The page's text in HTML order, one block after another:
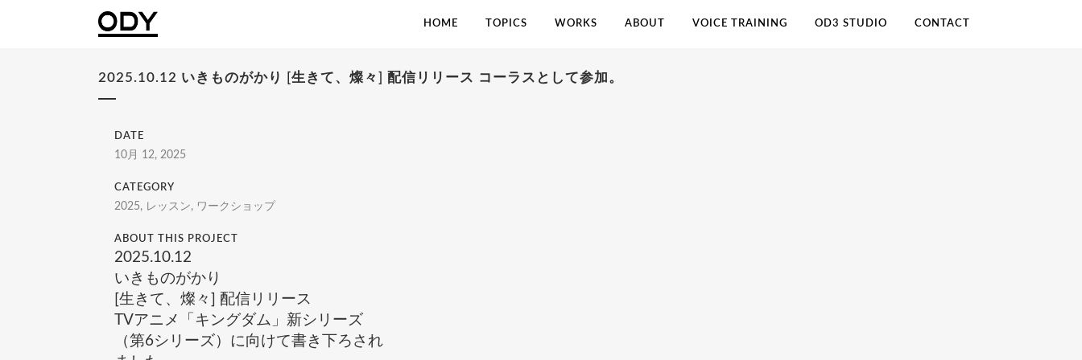
HOME TOPICS WORKS ABOUT VOICE TRAINING OD3 STUDIO CONTACT
2025.10.12 いきものがかり [生きて、燦々] 配信リリース コーラスとして参加。
DATE
10月 12, 2025
CATEGORY
2025, レッスン, ワークショップ
ABOUT THIS PROJECT
2025.10.12
いきものがかり
[生きて、燦々] 配信リリース
TVアニメ「キングダム」新シリーズ
（第6シリーズ）に向けて書き下ろされ